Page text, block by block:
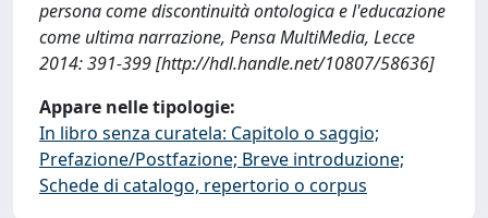
persona come discontinuità ontologica e l'educazione
come ultima narrazione, Pensa MultiMedia, Lecce
2014: 391-399 [http://hdl.handle.net/10807/58636]
Appare nelle tipologie:
In libro senza curatela: Capitolo o saggio;
Prefazione/Postfazione; Breve introduzione;
Schede di catalogo, repertorio o corpus